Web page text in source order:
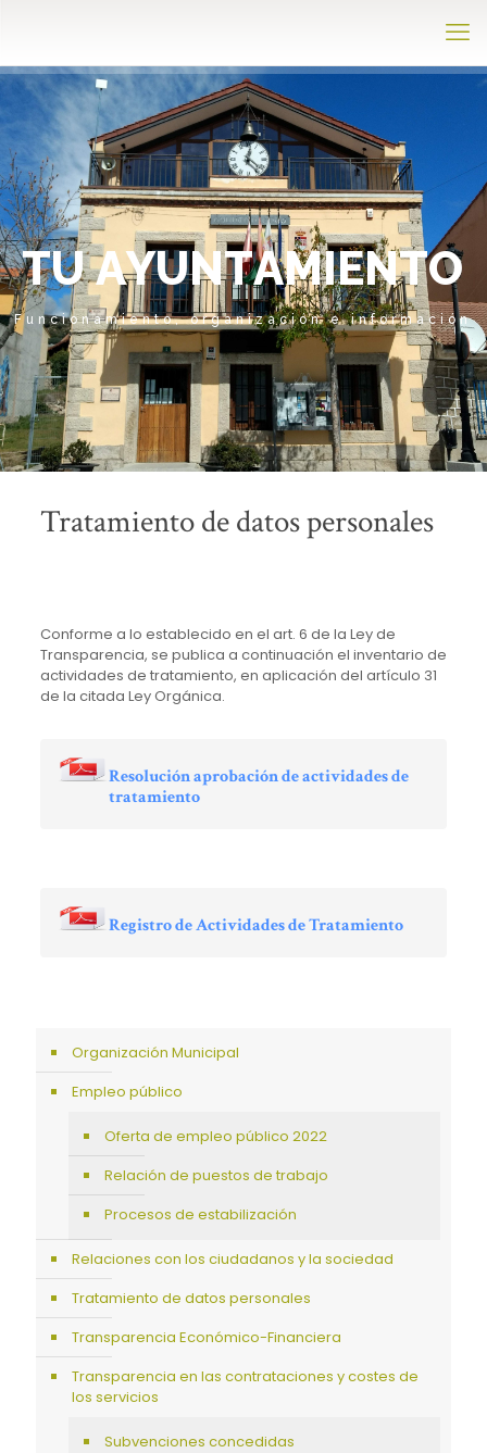
TU AYUNTAMIENTO
Funcionamiento, organización e información
Tratamiento de datos personales
Conforme a lo establecido en el art. 6 de la Ley de
Transparencia, se publica a continuación el inventario de
actividades de tratamiento, en aplicación del artículo 31
de la citada Ley Orgánica.
Resolución aprobación de actividades de
tratamiento
Registro de Actividades de Tratamiento
Organización Municipal
Empleo público
Oferta de empleo público 2022
Relación de puestos de trabajo
Procesos de estabilización
Relaciones con los ciudadanos y la sociedad
Tratamiento de datos personales
Transparencia Económico-Financiera
Transparencia en las contrataciones y costes de
los servicios
Subvenciones concedidas